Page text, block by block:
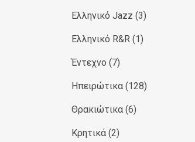
Ελληνικό Jazz (3)
Ελληνικό R&R (1)
Έντεχνο (7)
Ηπειρώτικα (128)
Θρακιώτικα (6)
Κρητικά (2)